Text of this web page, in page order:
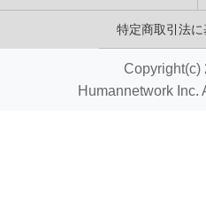
特定商取引法
Copyright(c)
Humannetwork Inc.